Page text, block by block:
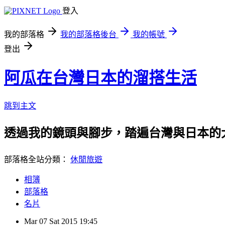
登入
我的部落格 我的部落格後台
我的帳號
登出
阿瓜在台灣日本的溜搭生活
跳到主文
透過我的鏡頭與腳步，踏遍台灣與日本的
部落格全站分類： 休閒旅遊
相簿
部落格
名片
Mar 07 Sat 2015 19:45